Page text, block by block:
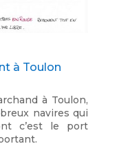
à Toulon
à Toulon,
navires qui
c’est le port